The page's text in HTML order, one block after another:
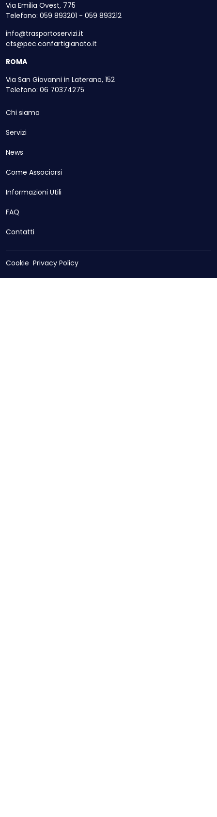
Via Emilia Ovest, 775
Telefono: 059 893201 - 059 893212
info@trasportoservizi.it
cts@pec.confartigianato.it
ROMA
Via San Giovanni in Laterano, 152
Telefono: 06 70374275
Chi siamo
Servizi
News
Come Associarsi
Informazioni Utili
FAQ
Contatti
Cookie Privacy Policy